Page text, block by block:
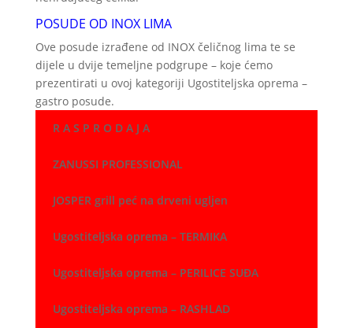
POSUDE OD INOX LIMA
Ove posude izrađene od INOX čeličnog lima te se
dijele u dvije temeljne podgrupe – koje ćemo
prezentirati u ovoj kategoriji Ugostiteljska oprema –
gastro posude.
R A S P R O D A J A
ZANUSSI PROFESSIONAL
JOSPER grill peć na drveni ugljen
Ugostiteljska oprema – TERMIKA
Ugostiteljska oprema – PERILICE SUĐA
Ugostiteljska oprema – RASHLAD